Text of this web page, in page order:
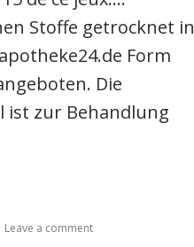
Stoffe getrocknet in
Form
Die
ist zur Behandlung
Leave a comment